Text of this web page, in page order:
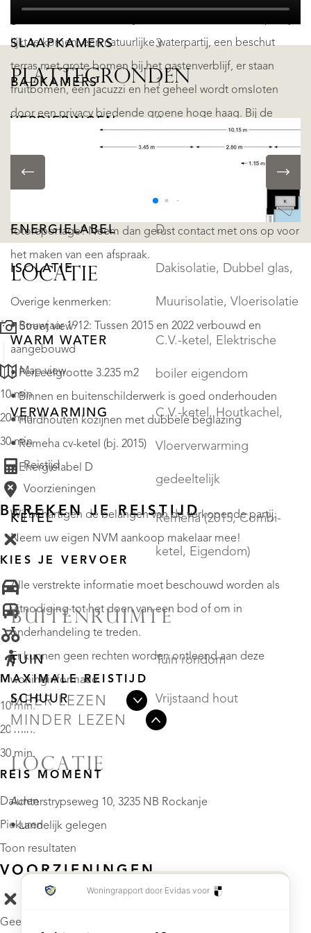
lijkt te komen, een natuurlijke waterpartij, een beschut
terras met grote bomen bij het gastenverblijf, er staan
fruitbomen, een jacuzzi en het geheel wordt omsloten
door een privacy biedende groene hoge haag. Bij de
regenwateropvang en er is een waterkraan.
fotoreportage? Neem dan gerust contact met ons op voor
het maken van een afspraak.
Overige kenmerken:
• Bouwjaar 1912: Tussen 2015 en 2022 verbouwd en
aangebouwd
• Perceelgrootte 3.235 m2
• Binnen en buitenschilderwerk is goed onderhouden
• Hardhouten kozijnen met dubbele beglazing
• Remeha cv-ketel (bj. 2015)
• Energielabel D
Wij behartigen de belangen van de verkopende partij.
Neem uw eigen NVM aankoop makelaar mee!
Alle verstrekte informatie moet beschouwd worden als
uitnodiging tot het doen van een bod of om in
onderhandeling te treden.
Er kunnen geen rechten worden ontleend aan deze
woninginformatie.
MEER LEZEN
MINDER LEZEN
KAMERS 5
SLAAPKAMERS 3
BADKAMERS 1
VERDIEPINGEN 2
ENERGIE
ENERGIELABEL D
ISOLATIE Dakisolatie, Dubbel glas,
Muurisolatie, Vloerisolatie
WARM WATER C.V.-ketel, Elektrische
boiler eigendom
VERWARMING C.V.-ketel, Houtkachel,
Vloerverwarming
gedeeltelijk
KETEL Remeha (2015, Combi-
ketel, Eigendom)
BUITENRUIMTE
TUIN Tuin rondom
SCHUUR Vrijstaand hout
LOCATIE
Achterstrypseweg 10, 3235 NB Rockanje
• Landelijk gelegen
PLATTEGRONDEN
LOCATIE
Street view
Map view
10 min
20 min
30 min
Reistijd
Voorzieningen
BEREKEN JE REISTIJD
KIES JE VERVOER
MAXIMALE REISTIJD
10 min.
20 min.
30 min.
REIS MOMENT
Daluren
Piekuren
Toon resultaten
VOORZIENINGEN
Geef hieronder aan welke voorzieningen u op de kaart wilt